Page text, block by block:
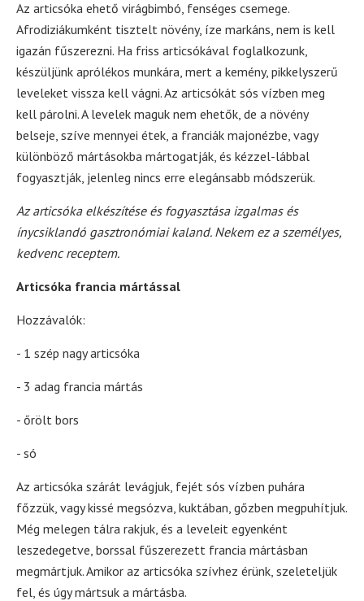
Az articsóka ehető virágbimbó, fenséges csemege.
Afrodiziákumként tisztelt növény, íze markáns, nem is kell
igazán fűszerezni. Ha friss articsókával foglalkozunk,
készüljünk aprólékos munkára, mert a kemény, pikkelyszerű
leveleket vissza kell vágni. Az articsókát sós vízben meg
kell párolni. A levelek maguk nem ehetők, de a növény
belseje, szíve mennyei étek, a franciák majonézbe, vagy
különböző mártásokba mártogatják, és kézzel-lábbal
fogyasztják, jelenleg nincs erre elegánsabb módszerük.
Az articsóka elkészítése és fogyasztása izgalmas és
ínycsiklandó gasztronómiai kaland. Nekem ez a személyes,
kedvenc receptem.
Articsóka francia mártással
Hozzávalók:
- 1 szép nagy articsóka
- 3 adag francia mártás
- őrölt bors
- só
Az articsóka szárát levágjuk, fejét sós vízben puhára
főzzük, vagy kissé megsózva, kuktában, gőzben megpuhítjuk.
Még melegen tálra rakjuk, és a leveleit egyenként
leszedegetve, borssal fűszerezett francia mártásban
megmártjuk. Amikor az articsóka szívhez érünk, szeleteljük
fel, és úgy mártsuk a mártásba.